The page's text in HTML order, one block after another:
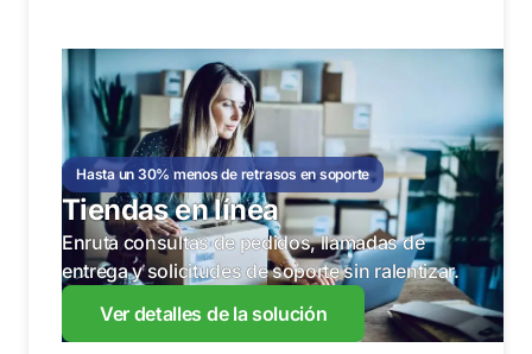
Hasta un 30% menos de retrasos en soporte
Tiendas en línea
Enruta consultas de pedidos, llamadas de
entrega y solicitudes de soporte sin ralentizar.
Ver detalles de la solución